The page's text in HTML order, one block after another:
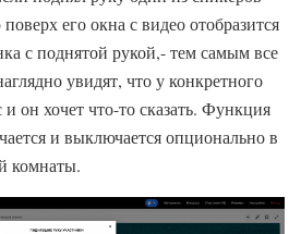
его окна с видео отобразится
с поднятой рукой,- тем самым все
увидят, что у конкретного
он хочет что-то сказать. Функция
и выключается опционально в
комнаты.